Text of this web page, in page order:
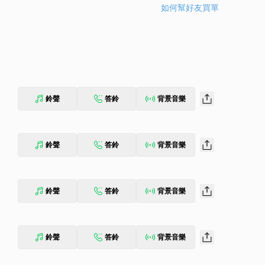
如何幫好友買單
鈴聲 答鈴 背景音樂
鈴聲 答鈴 背景音樂
鈴聲 答鈴 背景音樂
鈴聲 答鈴 背景音樂